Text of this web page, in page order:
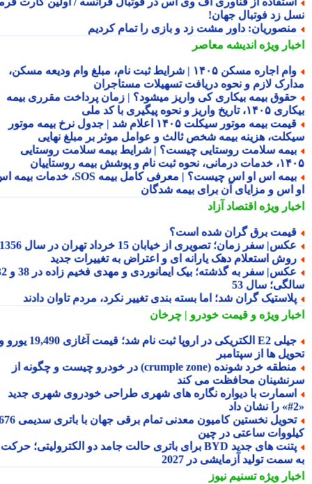
زد فوتبال جهان!
داور مشت زد و بازی را تمام کردیم
ویژهاندیشه معاصر
وام اجاره مسکن ۱۴۰۵ | شرایط ثبت نام، مبلغ وام ودیعه مسکن،
لازم و نحوه دریافت تسهیلات مستاجران
بیمه بیکاری کی واریز میشود؟ | زمان پرداخت مقرری بیمه
واریز و نحوه پیگیری با کد ملی
قیمت بیمه موتور سیکلت ۱۴۰۵ اعلام شد | جدول نرخ بیمه موتور
هزینه بیمه شخص ثالث و عوامل موثر بر مبلغ نهایی
سلامت روستایی چیست؟ | شرایط بیمه سلامت روستایی
نام و پوشش بیمه روستاییان
بیمه اس او اس چیست؟ | معرفی کامل بیمه SOS، خدمات بیمه اس
اس و مزایای آن برای بیمه شدگان
ویژهاقتصاد آزاد
برق گران شده است؟
سفر زمان؛ تصویری از خیابان 15 خرداد تهران در سال 1356
استعلام دهک یارانه ای و اعتراض به تغییرات جدید
عکس| سفر به گذشته؛ بیک ایمانوردی و مهدی فخیم زاده در 38 و 32
سال 53
گران شد؛ اما بسته بندی تغییر نکرد، مردم تاوان دادند
ویژهو قیمت خودرو | چرخان
جیلی E2 الکتریکی در اروپا ثبت نام شد؛ قیمت آغازی 19,490 یورو و
ها از سپتامبر
منطقه خرد شونده (crumple zone) در خودرو چیست و چگونه از
محافظت می کند
با دیواره نگاره های شهری طراحی خودروی شهری جدید
تحویل نخستین کامیون معدنی تمام برقی جهان با باتری سدیمی 676
ساعتی در چین
پتنت های جدید BYD برای باتری حالت جامد دو الکترولیتی؛ حرکت
سمت تولید آزمایشی در 2027
ویژهتسنیم نیوز